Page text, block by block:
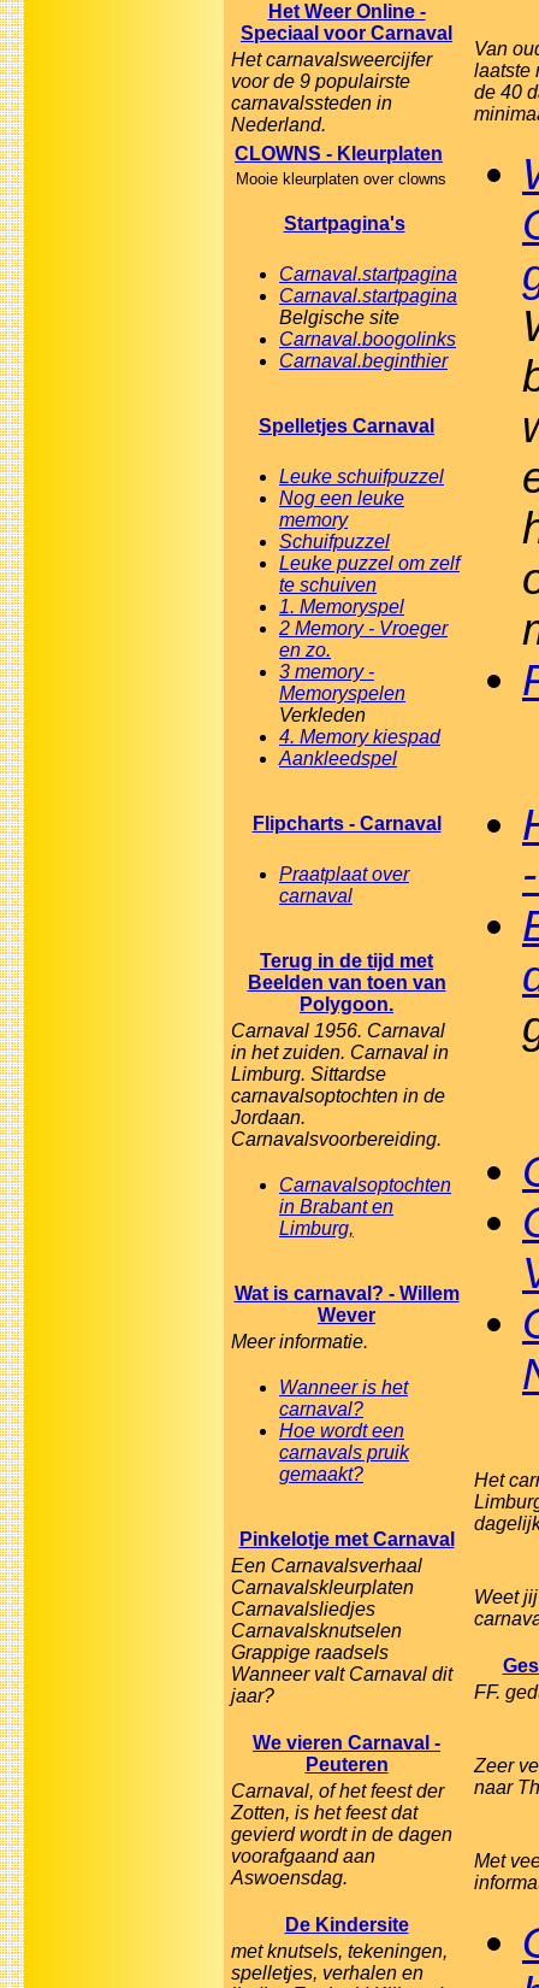
Het Weer Online -
Speciaal voor Carnaval
Het carnavalsweercijfer
voor de 9 populairste
carnavalssteden in
Nederland.
CLOWNS - Kleurplaten
Mooie kleurplaten over clowns
Startpagina's
Carnaval.startpagina
Carnaval.startpagina
Belgische site
Carnaval.boogolinks
Carnaval.beginthier
Spelletjes Carnaval
Leuke schuifpuzzel
Nog een leuke
memory
Schuifpuzzel
Leuke puzzel om zelf
te schuiven
1. Memoryspel
2 Memory - Vroeger
en zo.
3 memory -
Memoryspelen
Verkleden
4. Memory kiespad
Aankleedspel
Flipcharts - Carnaval
Praatplaat over
carnaval
Terug in de tijd met
Beelden van toen van
Polygoon.
Carnaval 1956. Carnaval
in het zuiden. Carnaval in
Limburg. Sittardse
carnavalsoptochten in de
Jordaan.
Carnavalsvoorbereiding.
Carnavalsoptochten
in Brabant en
Limburg,
Wat is carnaval? - Willem
Wever
Meer informatie.
Wanneer is het
carnaval?
Hoe wordt een
carnavals pruik
gemaakt?
Pinkelotje met Carnaval
Een Carnavalsverhaal
Carnavalskleurplaten
Carnavalsliedjes
Carnavalsknutselen
Grappige raadsels
Wanneer valt Carnaval dit
jaar?
We vieren Carnaval -
Peuteren
Carnaval, of het feest der
Zotten, is het feest dat
gevierd wordt in de dagen
voorafgaand aan
Aswoensdag.
De Kindersite
met knutsels, tekeningen,
spelletjes, verhalen en
Van
laatste
de 40
Het
Weet
FF.
Zeer
naar
Met